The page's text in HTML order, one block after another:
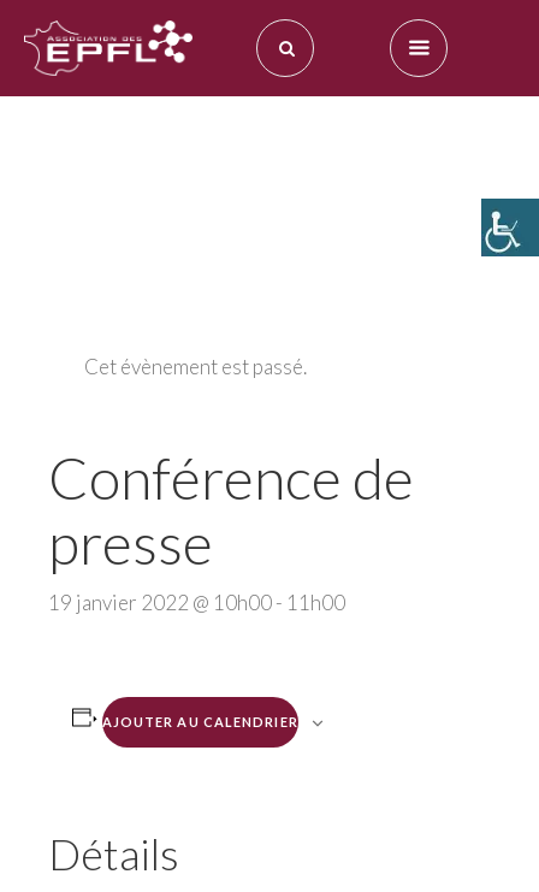
Cet évènement est passé.
Conférence de
presse
19 janvier 2022 @ 10h00- 11h00
AJOUTER AU CALENDRIER
Détails